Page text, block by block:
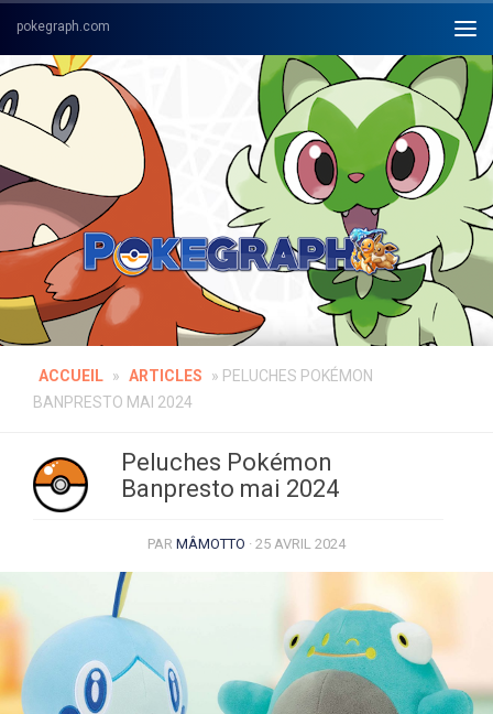
Skip to content
ACCUEIL » ARTICLES » PELUCHES POKÉMON
BANPRESTO MAI 2024
Peluches Pokémon
Banpresto mai 2024
PAR MÂMOTTO · 25 AVRIL 2024